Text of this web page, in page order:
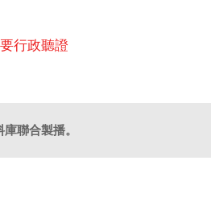
行政聽證
聯合製播。